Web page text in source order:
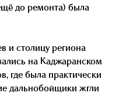
до ремонта) была
и столицу региона
на Каджаранском
где была практически
дальнобойщики жгли